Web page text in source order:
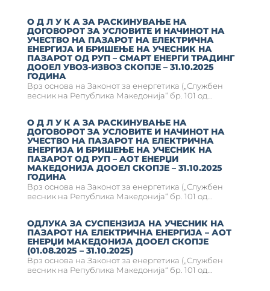
О Д Л У К А ЗА РАСКИНУВАЊЕ НА
ДОГОВОРОТ ЗА УСЛОВИТЕ И НАЧИНОТ НА
УЧЕСТВО НА ПАЗАРОТ НА ЕЛЕКТРИЧНА
ЕНЕРГИЈА И БРИШЕЊЕ НА УЧЕСНИК НА
ПАЗАРОТ ОД РУП – СМАРТ ЕНЕРГИ ТРАДИНГ
ДООЕЛ УВОЗ-ИЗВОЗ СКОПЈЕ – 31.10.2025
ГОДИНА
Врз основа на Законот за енергетика („Службен
весник на Република Македонија“ бр. 101 од...
О Д Л У К А ЗА РАСКИНУВАЊЕ НА
ДОГОВОРОТ ЗА УСЛОВИТЕ И НАЧИНОТ НА
УЧЕСТВО НА ПАЗАРОТ НА ЕЛЕКТРИЧНА
ЕНЕРГИЈА И БРИШЕЊЕ НА УЧЕСНИК НА
ПАЗАРОТ ОД РУП – АОТ ЕНЕРЏИ
МАКЕДОНИЈА ДООЕЛ СКОПЈЕ – 31.10.2025
ГОДИНА
Врз основа на Законот за енергетика („Службен
весник на Република Македонија“ бр. 101 од...
ОДЛУКА ЗА СУСПЕНЗИЈА НА УЧЕСНИК НА
ПАЗАРОТ НА ЕЛЕКТРИЧНА ЕНЕРГИЈА – АОТ
ЕНЕРЏИ МАКЕДОНИЈА ДООЕЛ СКОПЈЕ
(01.08.2025 – 31.10.2025)
Врз основа на Законот за енергетика („Службен
весник на Република Македонија“ бр. 101 од...